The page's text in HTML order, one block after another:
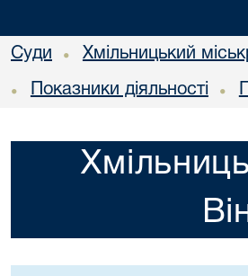
Суди • Хмільницький
• Показники діяльності •